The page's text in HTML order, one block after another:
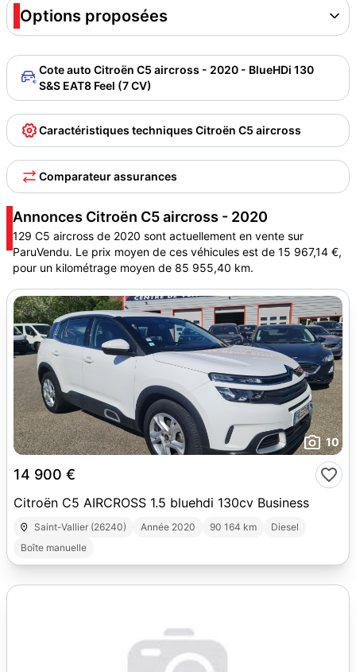
Options proposées
Cote auto Citroën C5 aircross - 2020 - BlueHDi 130
S&S EAT8 Feel (7 CV)
Caractéristiques techniques Citroën C5 aircross
Comparateur assurances
Annonces Citroën C5 aircross - 2020
129 C5 aircross de 2020 sont actuellement en vente sur
ParuVendu. Le prix moyen de ces véhicules est de 15 967,14 €,
pour un kilométrage moyen de 85 955,40 km.
10
14 900 €
Citroën C5 AIRCROSS 1.5 bluehdi 130cv Business
Saint-Vallier (26240) Année 2020 90 164 km
Diesel
Boîte manuelle